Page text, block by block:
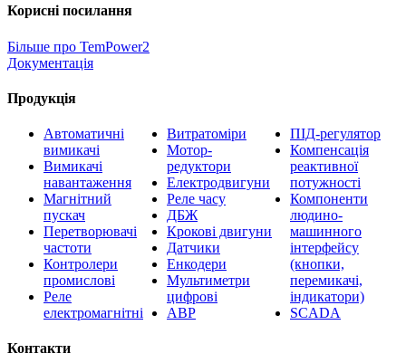
Корисні посилання
Більше про TemPower2
Документація
Продукція
Автоматичні
вимикачі
Вимикачі
навантаження
Магнітний
пускач
Перетворювачі
частоти
Контролери
промислові
Реле
електромагнітні
Витратоміри
Мотор-
редуктори
Електродвигуни
Реле часу
ДБЖ
Крокові двигуни
Датчики
Енкодери
Мультиметри
цифрові
АВР
ПІД-регулятор
Компенсація
реактивної
потужності
Компоненти
людино-
машинного
інтерфейсу
(кнопки,
перемикачі,
індикатори)
SCADA
Контакти